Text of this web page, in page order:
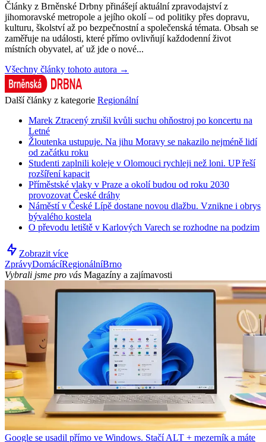
Články z Brněnské Drbny přinášejí aktuální zpravodajství z
jihomoravské metropole a jejího okolí – od politiky přes dopravu,
kulturu, školství až po bezpečnostní a společenská témata. Obsah se
zaměřuje na události, které přímo ovlivňují každodenní život
místních obyvatel, ať už jde o nové...
Všechny články tohoto autora →
Další články z kategorie Regionální
Marek Ztracený zrušil kvůli suchu ohňostroj po koncertu na
Letné
Žloutenka ustupuje. Na jihu Moravy se nakazilo nejméně lidí
od začátku roku
Studenti zaplnili koleje v Olomouci rychleji než loni. UP řeší
rozšíření kapacit
Příměstské vlaky v Praze a okolí budou od roku 2030
provozovat České dráhy
Náměstí v České Lípě dostane novou dlažbu. Vznikne i obrys
bývalého kostela
O převodu letiště v Karlových Varech se rozhodne na podzim
Zobrazit více
ZprávyDomácíRegionálníBrno
Vybrali jsme pro vás Magazíny a zajímavosti
Google se usadil přímo ve Windows. Stačí ALT + mezerník a máte